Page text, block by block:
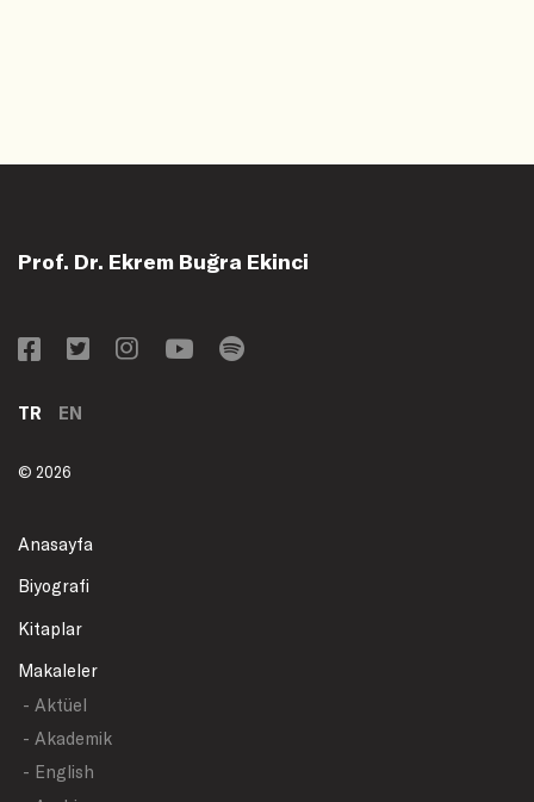
Prof. Dr. Ekrem Buğra Ekinci
TR EN
© 2026
Anasayfa
Biyografi
Kitaplar
Makaleler
- Aktüel
- Akademik
- English